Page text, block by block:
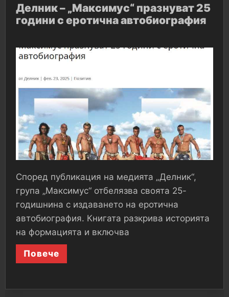
Делник – „Максимус“ празнуват 25
години с еротична автобиография
Според публикация на медията „Делник“,
група „Максимус“ отбелязва своята 25-
годишнина с издаването на еротична
автобиография. Книгата разкрива историята
на формацията и включва
Повече